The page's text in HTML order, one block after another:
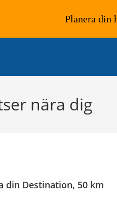
nära dig
din Destination, 50 km
Planera din